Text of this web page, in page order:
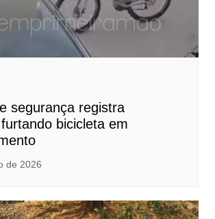
segurança registra
bicicleta em
de 2026